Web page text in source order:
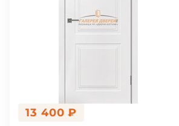
13 400 ₽